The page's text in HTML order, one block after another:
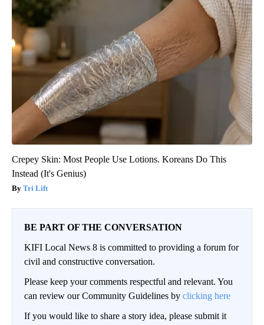
Crepey Skin: Most People Use Lotions. Koreans Do This
Instead (It's Genius)
Tri Lift
BE PART OF THE CONVERSATION
KIFI Local News 8 is committed to providing a forum for
civil and constructive conversation.
Please keep your comments respectful and relevant. You
can review our Community Guidelines by clicking here
If you would like to share a story idea, please submit it